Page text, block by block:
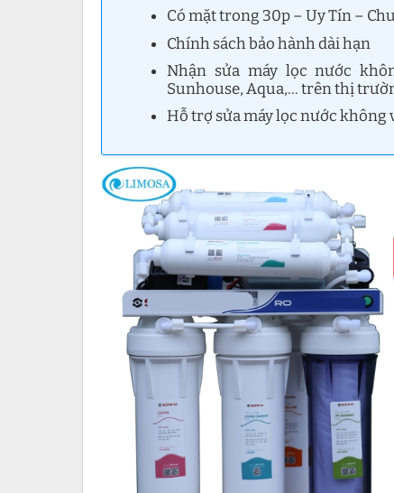
Có mặt trong 30p – Uy Tín –
Chính sách bảo hành dài hạn
Nhận sửa máy lọc nước
Sunhouse, Aqua,… trên thị
Hỗ trợ sửa máy lọc nước không